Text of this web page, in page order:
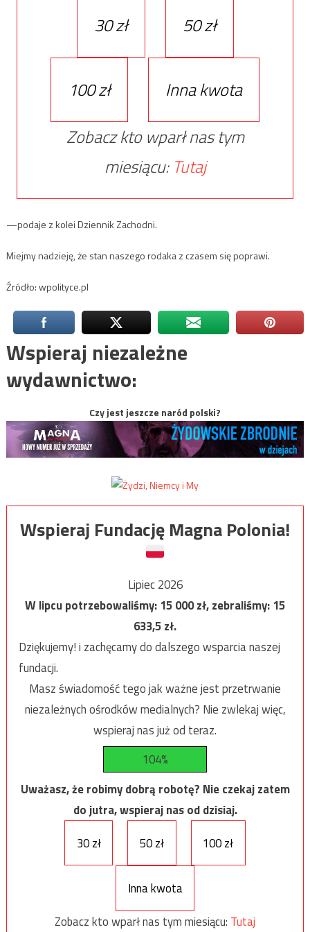
30 zł 50 zł
100 zł
Inna kwota
Zobacz kto wparł nas tym
miesiącu: Tutaj
—podaje z kolei Dziennik Zachodni.
Miejmy nadzieję, że stan naszego rodaka z czasem się poprawi.
Źródło: wpolityce.pl
Wspieraj niezależne
wydawnictwo:
Czy jest jeszcze naród polski?
Wspieraj Fundację Magna Polonia!
Lipiec 2026
W lipcu potrzebowaliśmy:15 000zł, zebraliśmy:15
633,5zł.
Dziękujemy! i zachęcamy do dalszego wsparcia naszej
fundacji.
Masz świadomość tego jak ważne jest przetrwanie
niezależnych ośrodków medialnych? Nie zwlekaj więc,
wspieraj nas już od teraz.
104%
Uważasz, że robimy dobrą robotę? Nie czekaj zatem
do jutra, wspieraj nas od dzisiaj.
30 zł
50 zł 100 zł
Inna kwota
Zobacz kto wparł nas tym miesiącu: Tutaj